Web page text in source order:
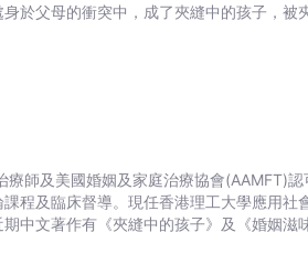
於父母的衝突中，成了夾縫中的孩子，被
程及臨床督導。現任香港理工大學應用
中文著作有《夾縫中的孩子》及《婚姻滋